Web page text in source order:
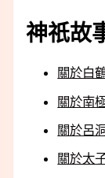
神祇故
關於白
關於南
關於呂
關於太